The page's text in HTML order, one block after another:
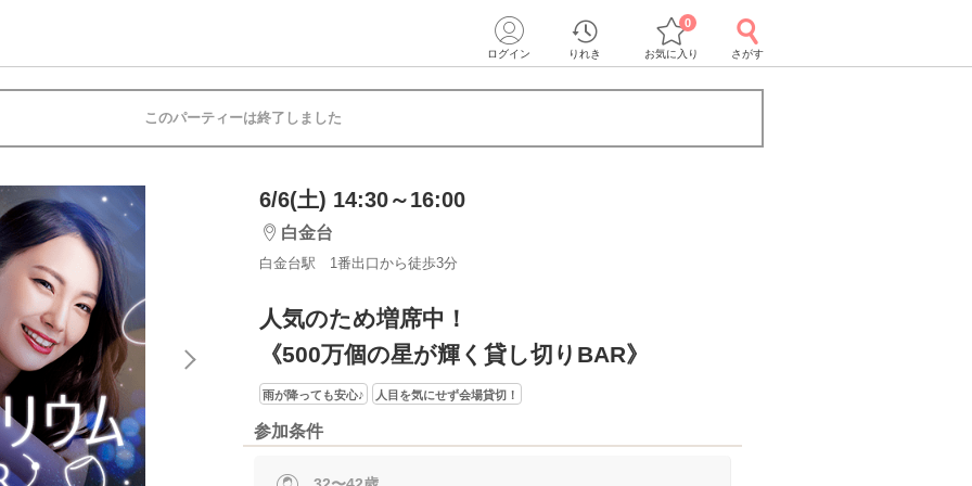
ログイン りれき お気に入り
0
さがす
このパーティーは終了しました
6/6(土) 14:30～16:00
白金台
白金台駅 1番出口から徒歩3分
人気のため増席中！
《500万個の星が輝く貸し切りBAR》
雨が降っても安心♪ 人目を気にせず会場貸切！
参加条件